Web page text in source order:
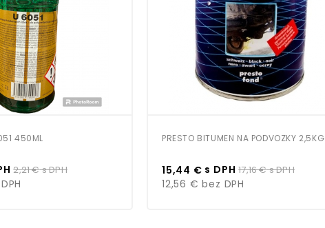
450ML
Bežná
cena
2,21 €s DPH
PRESTO BITUMEN NA PODVOZKY 2,5KG
Cena
15,44 € s DPH Bežná
cena
17,16 €s DPH
12,56 € bez DPH